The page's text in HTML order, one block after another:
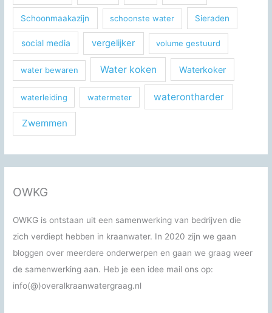
Schoonmaakazijn schoonste water Sieraden
social media vergelijker volume gestuurd
water bewaren Water koken Waterkoker
waterleiding watermeter waterontharder
Zwemmen
OWKG
OWKG is ontstaan uit een samenwerking van bedrijven die
zich verdiept hebben in kraanwater. In 2020 zijn we gaan
bloggen over meerdere onderwerpen en gaan we graag weer
de samenwerking aan. Heb je een idee mail ons op:
info(@)overalkraanwatergraag.nl